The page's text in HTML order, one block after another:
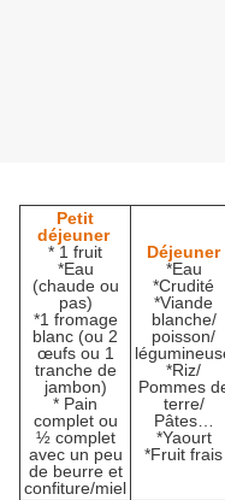
Petit
déjeuner
* 1 fruit
*Eau
(chaude ou
pas)
*1 fromage
blanc (ou 2
œufs ou 1
tranche de
jambon)
* Pain
complet ou
½ complet
avec un peu
de beurre et
confiture/miel
Déjeuner
*Eau
*Crudité
*Viande
blanche/
poisson/
*Riz/
Pommes
terre/
Pâtes…
*Yaourt
*Fruit frais